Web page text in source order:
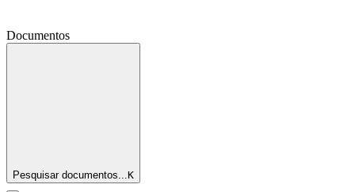
Documentos
Pesquisar documentos...K